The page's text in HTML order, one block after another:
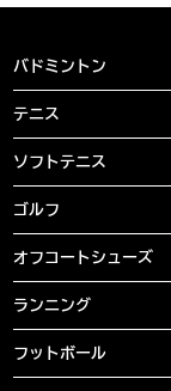
バドミントン
テニス
ソフトテニス
ゴルフ
オフコートシューズ
ランニング
フットボール